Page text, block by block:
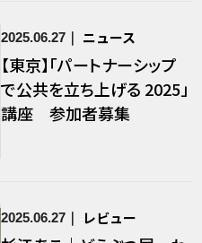
2025.06.27 ニュース
【東京】「パートナーシップ
で公共を立ち上げる 2025」
講座 参加者募集
2025.06.27 レビュー